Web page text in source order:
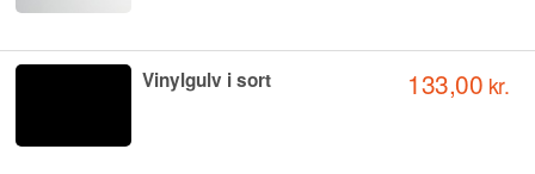
Vinylgulv i sort 133,00 kr.